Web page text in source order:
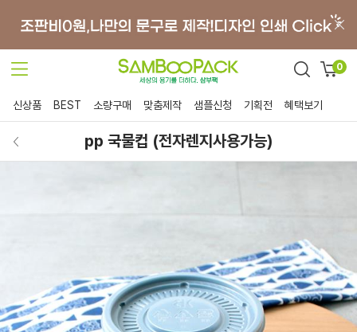
0
신상품 BEST 소량구매 맞춤제작 샘플신청 기획전 혜택보기
pp 국물컵 (전자렌지사용가능)